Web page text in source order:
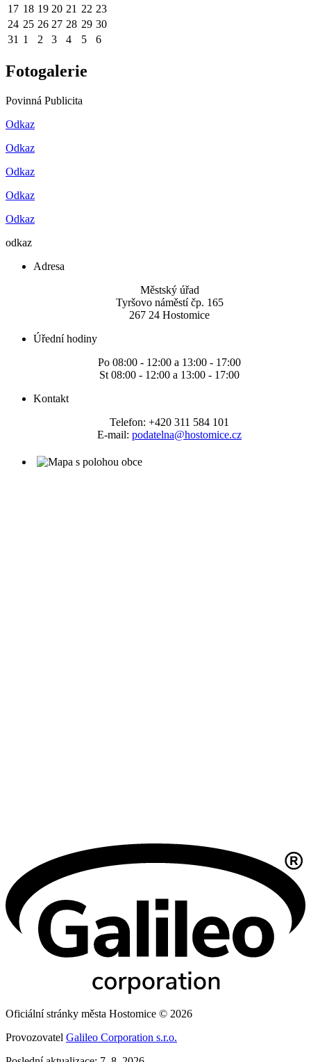
17 18 19 20 21 22 23
24 25 26 27 28 29 30
31 1 2 3 4 5 6
Fotogalerie
Povinná Publicita
Odkaz
Odkaz
Odkaz
Odkaz
Odkaz
odkaz
Adresa
Městský úřad
Tyršovo náměstí čp. 165
267 24 Hostomice
Úřední hodiny
Po 08:00 - 12:00 a 13:00 - 17:00
St 08:00 - 12:00 a 13:00 - 17:00
Kontakt
Telefon: +420 311 584 101
E-mail: podatelna@hostomice.cz
Oficiální stránky města Hostomice © 2026
Provozovatel Galileo Corporation s.r.o.